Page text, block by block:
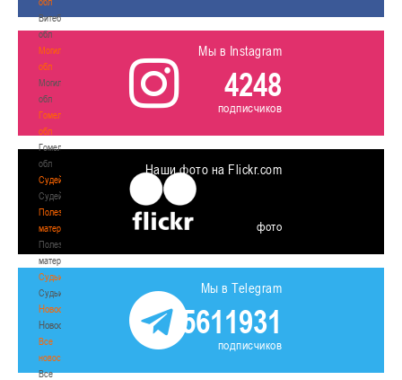
Витебская
обл
Могилевская
обл
Могилевская
обл
Гомельская
обл
Гомельская
обл
Судейство
Судейство
Полезные
материалы
Полезные
материалы
Судьи
Судьи
Новости
Новости
Все
новости
Все
Мы в Instagram
4248
подписчиков
Наши фото на Flickr.com
фото
Мы в Telegram
5611931
подписчиков